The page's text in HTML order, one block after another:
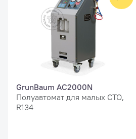
GrunBaum AC2000N
Полуавтомат для малых СТО,
R134